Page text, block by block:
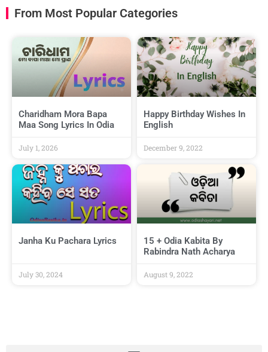
From Most Popular Categories
Charidham Mora Bapa
Maa Song Lyrics In Odia
July 1, 2026
Happy Birthday Wishes In
English
December 9, 2022
Janha Ku Pachara Lyrics
July 30, 2024
15 + Odia Kabita By
Rabindra Nath Acharya
August 9, 2022